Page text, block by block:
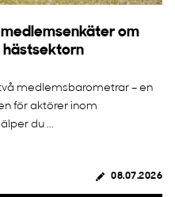
medlemsenkäter om
hästsektorn
medlemsbarometrar – en
för aktörer inom
du ...
08.07.2026